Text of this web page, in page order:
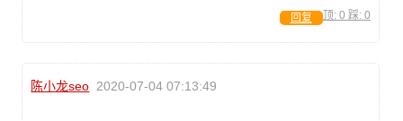
顶: 0 踩: 0
回复
陈小龙seo 2020-07-04 07:13:49